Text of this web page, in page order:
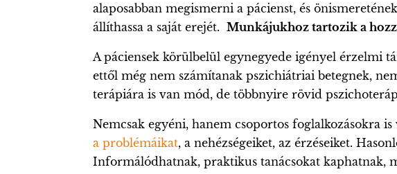
alaposabban megismerni a pácienst, és
állíthassa a saját erejét.Munkájukhoz tartozik a
A páciensek körülbelül egynegyede igényel érzelmi
ettől még nem számítanak pszichiátriai betegnek,
terápiára is van mód, de többnyire rövid
Nemcsak egyéni, hanem csoportos foglalkozásokra
a problémáikat, a nehézségeiket, az érzéseiket.
Informálódhatnak, praktikus tanácsokat kaphatnak,